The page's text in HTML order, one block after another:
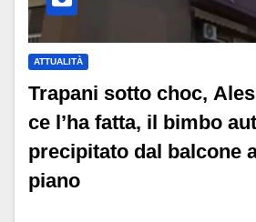
ATTUALITÀ
Trapani sotto choc,
ce l’ha fatta, il bimbo
precipitato dal balcone
piano